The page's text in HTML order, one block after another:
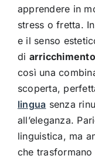
apprendere in
stress o fretta.
e il senso
di
così una
scoperta,
lingua senza
all’eleganza.
linguistica, ma
che trasformano